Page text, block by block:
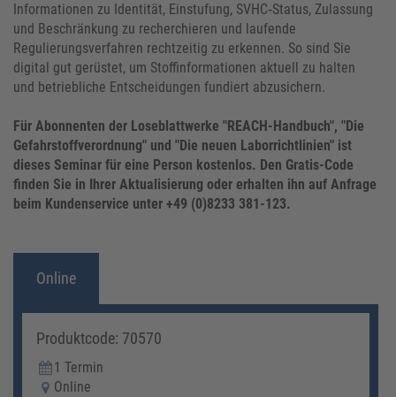
Informationen zu Identität, Einstufung, SVHC‑Status, Zulassung
und Beschränkung zu recherchieren und laufende
Regulierungsverfahren rechtzeitig zu erkennen. So sind Sie
digital gut gerüstet, um Stoffinformationen aktuell zu halten
und betriebliche Entscheidungen fundiert abzusichern.
Für Abonnenten der Loseblattwerke "REACH-Handbuch", "Die
Gefahrstoffverordnung" und "Die neuen Laborrichtlinien" ist
dieses Seminar für eine Person kostenlos. Den Gratis-Code
finden Sie in Ihrer Aktualisierung oder erhalten ihn auf Anfrage
beim Kundenservice unter +49 (0)8233 381-123.
Online
Produktcode: 70570
1 Termin
Online